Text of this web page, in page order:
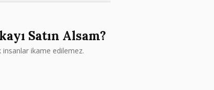
Satın Alsam?
ikame edilemez.